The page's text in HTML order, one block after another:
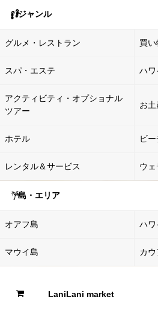
ジャンル
グルメ・レストラン 買い
スパ・エステ ハワ
アクティビティ・オプショナル
ツアー
お土
ホテル ビー
レンタル＆サービス ウ
島・エリア
オアフ島 ハワ
マウイ島 カ
LaniLani market